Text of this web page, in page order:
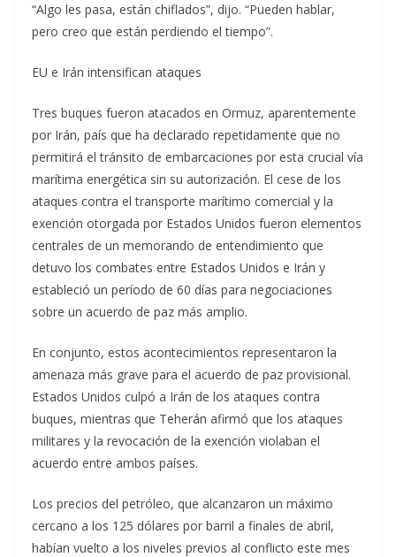
“Algo les pasa, están chiflados”, dijo. “Pueden hablar,
pero creo que están perdiendo el tiempo”.
EU e Irán intensifican ataques
Tres buques fueron atacados en Ormuz, aparentemente
por Irán, país que ha declarado repetidamente que no
permitirá el tránsito de embarcaciones por esta crucial vía
marítima energética sin su autorización. El cese de los
ataques contra el transporte marítimo comercial y la
exención otorgada por Estados Unidos fueron elementos
centrales de un memorando de entendimiento que
detuvo los combates entre Estados Unidos e Irán y
estableció un período de 60 días para negociaciones
sobre un acuerdo de paz más amplio.
En conjunto, estos acontecimientos representaron la
amenaza más grave para el acuerdo de paz provisional.
Estados Unidos culpó a Irán de los ataques contra
buques, mientras que Teherán afirmó que los ataques
militares y la revocación de la exención violaban el
acuerdo entre ambos países.
Los precios del petróleo, que alcanzaron un máximo
cercano a los 125 dólares por barril a finales de abril,
habían vuelto a los niveles previos al conflicto este mes